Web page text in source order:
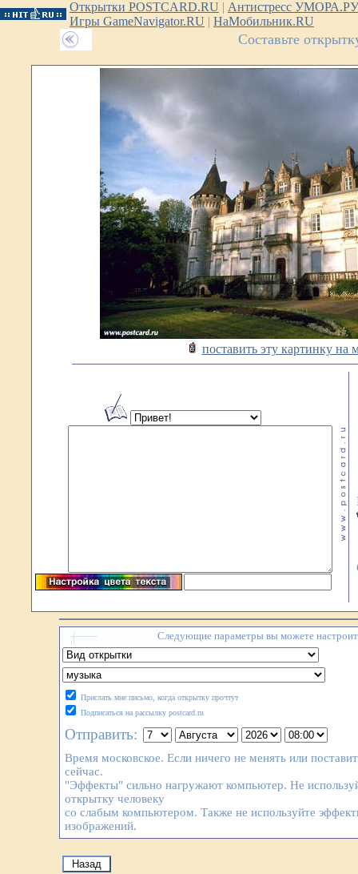
Открытки POSTCARD.RU | Антистресс УМОРА.РУ
Игры GameNavigator.RU | НаМобильник.RU
Составьте
поставить эту картинку на
Следующие параметры вы можете
Прислать мне письмо, когда открытку прочтут
Подписаться на рассылку postcard.ru
Отправить:
Время московское. Если ничего не менять или
сейчас.
"Эффекты" сильно нагружают компьютер. Не
открытку человеку
со слабым компьютером. Также не используйте
изображений.